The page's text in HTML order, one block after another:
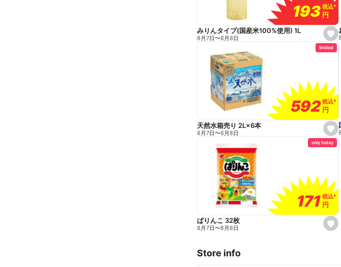
s
e
t
i
e
193
193税込*
税込*
円
円
みりんタイプ(国産米100%使用) 1L
8月7日〜8月8日
s
e
t
i
e
limited
592
592税込*
税込*
円
円
天然水箱売り 2L×6本
8月7日〜8月8日
s
e
only today
171
171税込*
税込*
円
円
ぱりんこ 32枚
8月7日〜8月8日
Store info